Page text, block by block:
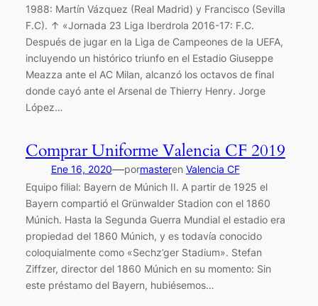
1988: Martín Vázquez (Real Madrid) y Francisco (Sevilla
F.C). ↑ «Jornada 23 Liga Iberdrola 2016-17: F.C.
Después de jugar en la Liga de Campeones de la UEFA,
incluyendo un histórico triunfo en el Estadio Giuseppe
Meazza ante el AC Milan, alcanzó los octavos de final
donde cayó ante el Arsenal de Thierry Henry. Jorge
López…
Comprar Uniforme Valencia CF 2019
Ene 16, 2020—pormasteren Valencia CF
Equipo filial: Bayern de Múnich II. A partir de 1925 el
Bayern compartió el Grünwalder Stadion con el 1860
Múnich. Hasta la Segunda Guerra Mundial el estadio era
propiedad del 1860 Múnich, y es todavía conocido
coloquialmente como «Sechz’ger Stadium». Stefan
Ziffzer, director del 1860 Múnich en su momento: Sin
este préstamo del Bayern, hubiésemos…